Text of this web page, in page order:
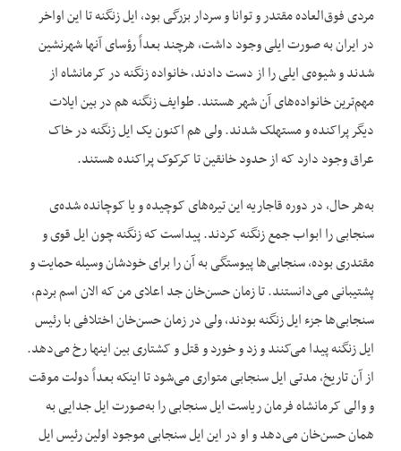
مردی فوق‌العاده مقتدر و توانا و سردار بزرگی بود، ایل زنگنه تا این اواخر
در ایران به صورت ایلی وجود داشت، هرچند بعداً رؤسای آنها شهرنشین
شدند و شیوه‌‌ی ایلی را از دست دادند، خانواده زنگنه در کرمانشاه از
مهم‌‌ترین خانواده‌‌های آن شهر هستند. طوایف زنگنه هم در بین ایلات
دیگر پراکنده و مستهلک شدند. ولی هم اکنون یک ایل زنگنه در خاک
عراق وجود دارد که از حدود خانقین تا کرکوک پراکنده هستند.
به‌‌هر حال، در دوره قاجاریه این تیره‌‌های کوچیده و یا کوچانده شده‌‌ی
سنجابی را ابواب جمع زنگنه کردند. پیداست که زنگنه چون ایل قوی و
مقتدری بوده، سنجابی‌‌ها پیوستگی به آن را برای خودشان وسیله حمایت و
پشتیبانی می‌‌دانستند. تا زمان حسن‌خان جد اعلای من که الان اسم بردم،
سنجابی‌‌ها جزء ایل زنگنه بودند، ولی در زمان حسن‌خان اختلافی با رئیس
ایل زنگنه پیدا می‌‌کنند و زد و خورد و قتل و کشتاری بین اینها رخ می‌‌دهد.
از آن تاریخ، مدتی ایل سنجابی متواری می‌‌شود تا اینکه بعداً دولت موقت
و والی کرمانشاه فرمان ریاست ایل سنجابی را به‌صورت ایل جدایی به
همان حسن‌‌خان می‌‌دهد و او در این ایل سنجابی موجود اولین رئیس ایل